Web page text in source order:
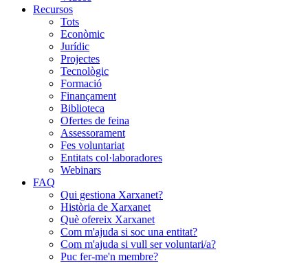
Recursos
Tots
Econòmic
Jurídic
Projectes
Tecnològic
Formació
Finançament
Biblioteca
Ofertes de feina
Assessorament
Fes voluntariat
Entitats col·laboradores
Webinars
FAQ
Qui gestiona Xarxanet?
Història de Xarxanet
Què ofereix Xarxanet
Com m'ajuda si soc una entitat?
Com m'ajuda si vull ser voluntari/a?
Puc fer-me'n membre?